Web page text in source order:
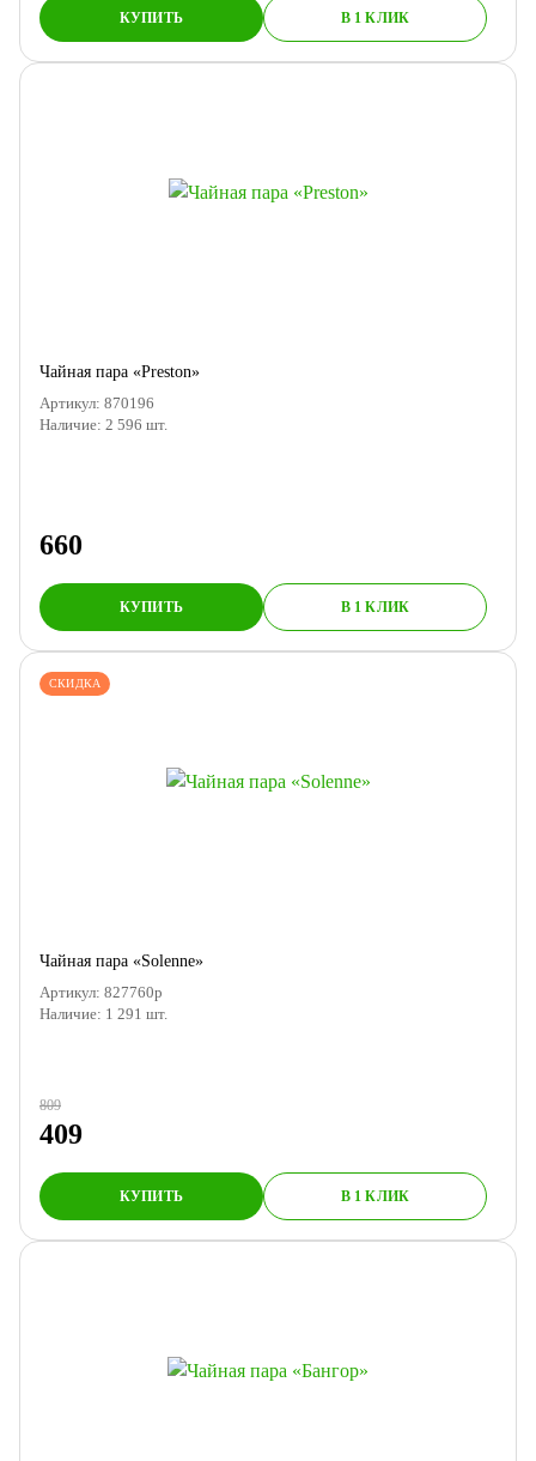
КУПИТЬ В 1 КЛИК
Чайная пара «Preston»
Артикул: 870196
Наличие: 2 596 шт.
660
КУПИТЬ В 1 КЛИК
СКИДКА
Чайная пара «Solenne»
Артикул: 827760р
Наличие: 1 291 шт.
809
409
КУПИТЬ В 1 КЛИК